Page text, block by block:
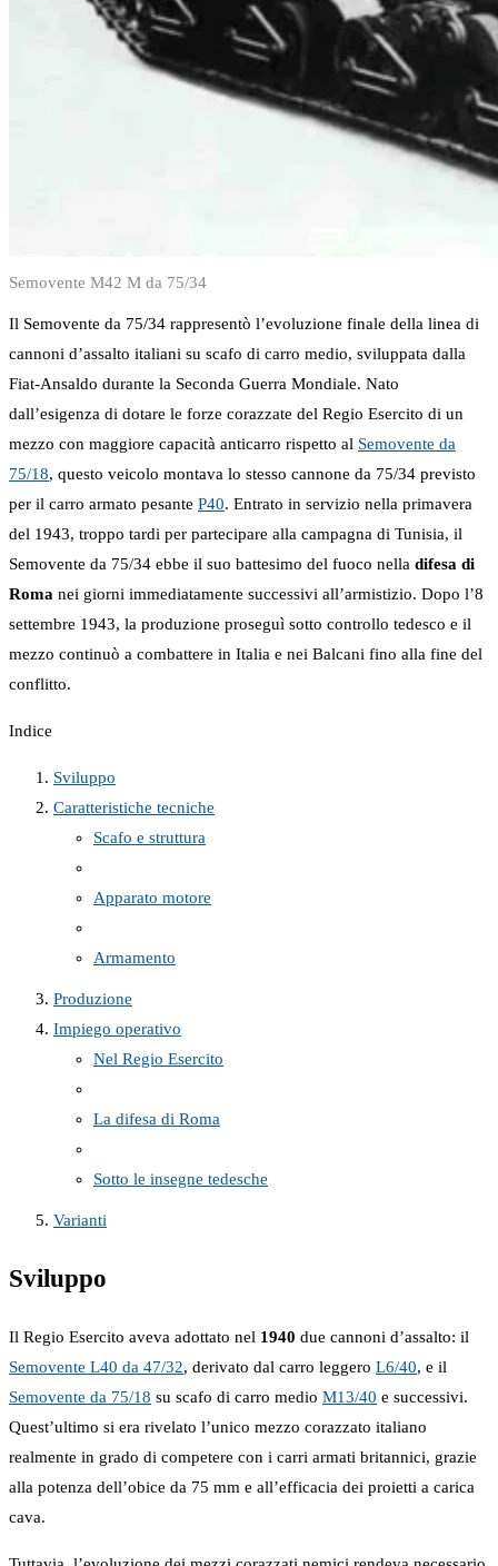
Semovente M42 M da 75/34
Il Semovente da 75/34 rappresentò l’evoluzione finale della linea di
cannoni d’assalto italiani su scafo di carro medio, sviluppata dalla
Fiat-Ansaldo durante la Seconda Guerra Mondiale. Nato
dall’esigenza di dotare le forze corazzate del Regio Esercito di un
mezzo con maggiore capacità anticarro rispetto al Semovente da
75/18, questo veicolo montava lo stesso cannone da 75/34 previsto
per il carro armato pesante P40. Entrato in servizio nella primavera
del 1943, troppo tardi per partecipare alla campagna di Tunisia, il
Semovente da 75/34 ebbe il suo battesimo del fuoco nella difesa di
Roma nei giorni immediatamente successivi all’armistizio. Dopo l’8
settembre 1943, la produzione proseguì sotto controllo tedesco e il
mezzo continuò a combattere in Italia e nei Balcani fino alla fine del
conflitto.
Indice
Sviluppo
Caratteristiche tecniche
Scafo e struttura
Apparato motore
Armamento
Produzione
Impiego operativo
Nel Regio Esercito
La difesa di Roma
Sotto le insegne tedesche
Varianti
Sviluppo
Il Regio Esercito aveva adottato nel 1940 due cannoni d’assalto: il
Semovente L40 da 47/32, derivato dal carro leggero L6/40, e il
Semovente da 75/18 su scafo di carro medio M13/40 e successivi.
Quest’ultimo si era rivelato l’unico mezzo corazzato italiano
realmente in grado di competere con i carri armati britannici, grazie
alla potenza dell’obice da 75 mm e all’efficacia dei proietti a carica
cava.